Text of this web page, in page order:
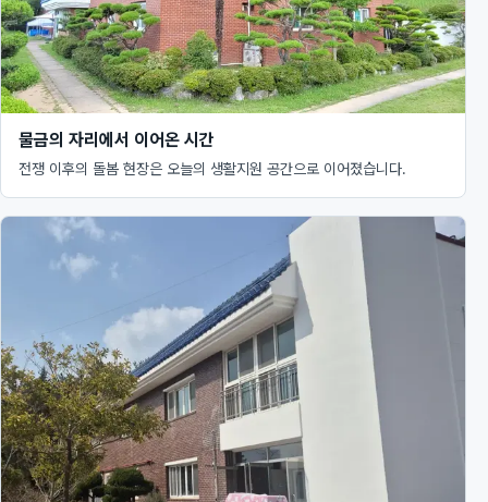
물금의 자리에서 이어온 시간
전쟁 이후의 돌봄 현장은 오늘의 생활지원 공간으로 이어졌습니다.